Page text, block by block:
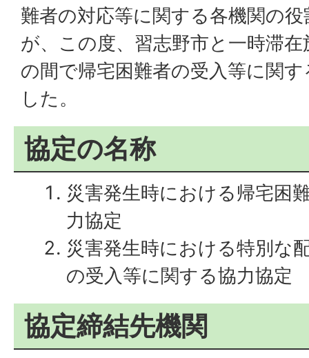
難者の対応等に関する各機関の
が、この度、習志野市と一時滞
の間で帰宅困難者の受入等に関
した。
協定の名称
災害発生時における帰宅困
力協定
災害発生時における特別な
の受入等に関する協力協定
協定締結先機関